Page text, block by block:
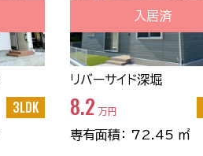
3LDK
入居済
リバーサイド深堀
8.2 万円
専有面積： 72.45 ㎡